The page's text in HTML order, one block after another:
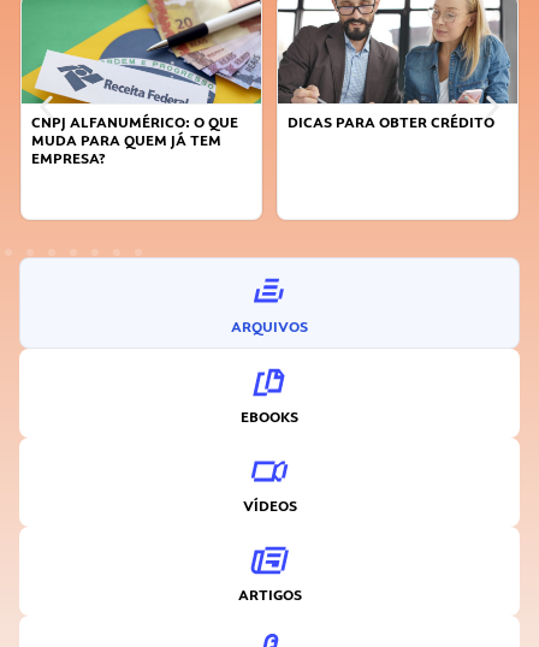
CNPJ ALFANUMÉRICO: O QUE
MUDA PARA QUEM JÁ TEM
EMPRESA?
DICAS PARA OBTER CRÉDITO
ARQUIVOS
EBOOKS
VÍDEOS
ARTIGOS